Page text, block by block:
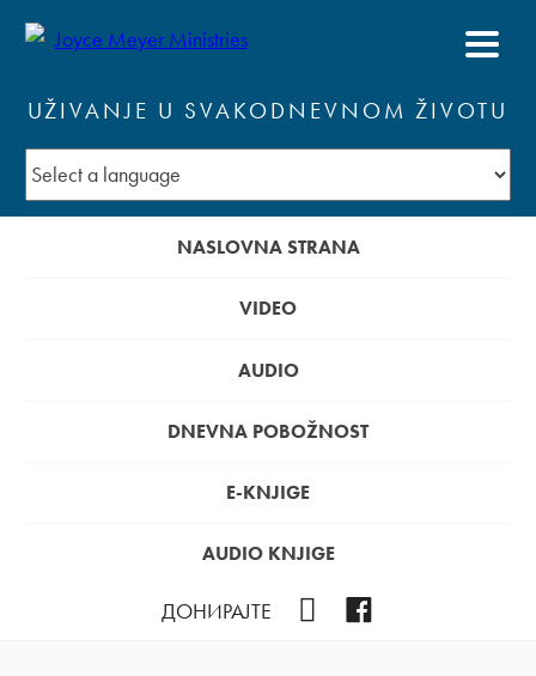
UŽIVANJE U SVAKODNEVNOM ŽIVOTU
NASLOVNA STRANA
VIDEO
AUDIO
DNEVNA POBOŽNOST
E-KNJIGE
AUDIO KNJIGE
ДОНИРАЈТЕ YouTube